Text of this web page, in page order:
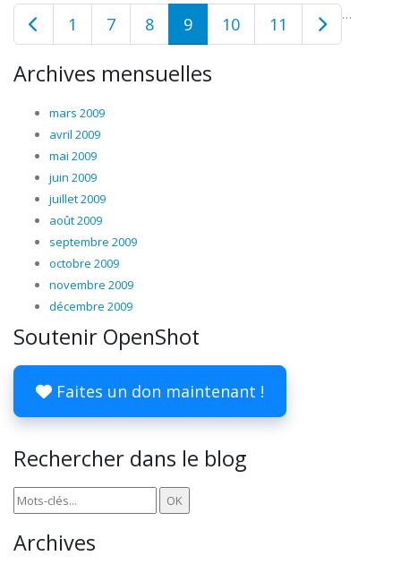
1 …
7 8 9 10 11
Archives mensuelles
mars 2009
avril 2009
mai 2009
juin 2009
juillet 2009
août 2009
septembre 2009
octobre 2009
novembre 2009
décembre 2009
Soutenir OpenShot
Faites un don maintenant !
Rechercher dans le blog
Archives